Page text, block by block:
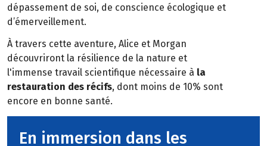
dépassement de soi, de conscience écologique et
d’émerveillement.
À travers cette aventure, Alice et Morgan
découvriront la résilience de la nature et
l'immense travail scientifique nécessaire à la
restauration des récifs, dont moins de 10% sont
encore en bonne santé.
En immersion dans les